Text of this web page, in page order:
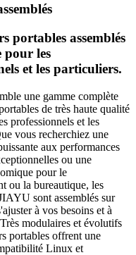
portables assemblés
pour les
et les particuliers.
une gamme complète
de très haute qualité
professionnels et les
vous recherchiez une
aux performances
ou une
pour le
ou la bureautique, les
sont assemblés sur
à vos besoins et à
modulaires et évolutifs
portables offrent une
Linux et